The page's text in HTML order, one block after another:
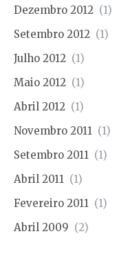
Dezembro 2012 (1)
Setembro 2012 (1)
Julho 2012 (1)
Maio 2012 (1)
Abril 2012 (1)
Novembro 2011 (1)
Setembro 2011 (1)
Abril 2011 (1)
Fevereiro 2011 (1)
Abril 2009 (2)